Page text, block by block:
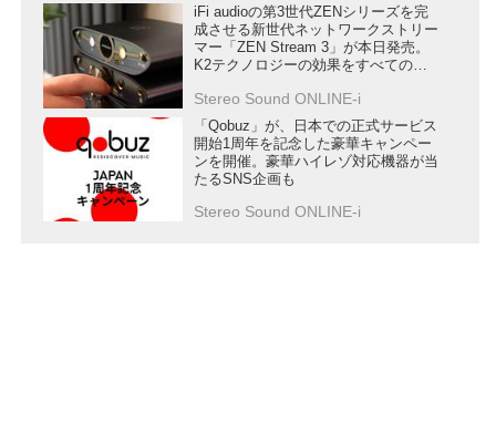
iFi audioの第3世代ZENシリーズを完
成させる新世代ネットワークストリー
マー「ZEN Stream 3」が本日発売。
K2テクノロジーの効果をすべての
Stereo Sound ONLINE-i
「Qobuz」が、日本での正式サービス
開始1周年を記念した豪華キャンペー
ンを開催。豪華ハイレゾ対応機器が当
たるSNS企画も
Stereo Sound ONLINE-i